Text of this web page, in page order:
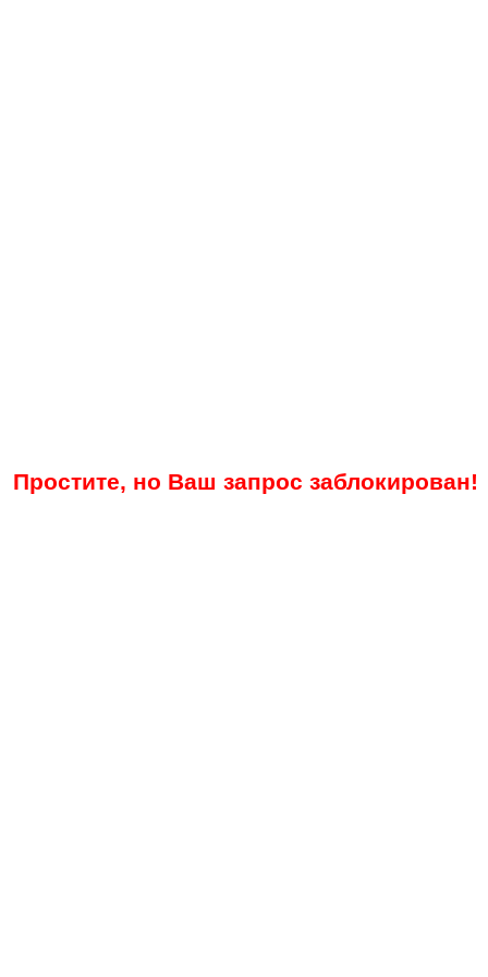
Простите, но Ваш запрос заблокирован!